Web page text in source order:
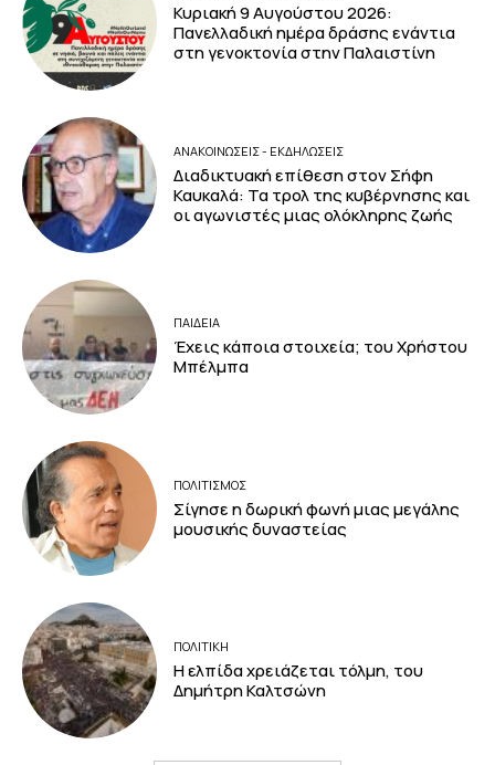
Κυριακή 9 Αυγούστου 2026:
Πανελλαδική ημέρα δράσης ενάντια
στη γενοκτονία στην Παλαιστίνη
ΑΝΑΚΟΙΝΩΣΕΙΣ - ΕΚΔΗΛΩΣΕΙΣ
Διαδικτυακή επίθεση στον Σήφη
Καυκαλά: Τα τρολ της κυβέρνησης και
οι αγωνιστές μιας ολόκληρης ζωής
ΠΑΙΔΕΙΑ
Έχεις κάποια στοιχεία; του Χρήστου
Μπέλμπα
ΠΟΛΙΤΙΣΜΟΣ
Σίγησε η δωρική φωνή μιας μεγάλης
μουσικής δυναστείας
ΠΟΛΙΤΙΚΗ
Η ελπίδα χρειάζεται τόλμη, του
Δημήτρη Καλτσώνη